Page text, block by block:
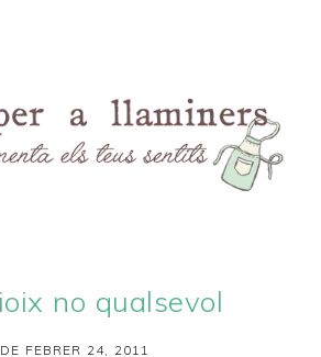
no qualsevol
DE FEBRER 24, 2011